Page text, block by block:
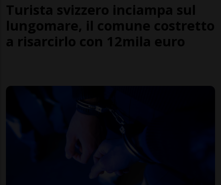
Turista svizzero inciampa sul
lungomare, il comune costretto
a risarcirlo con 12mila euro